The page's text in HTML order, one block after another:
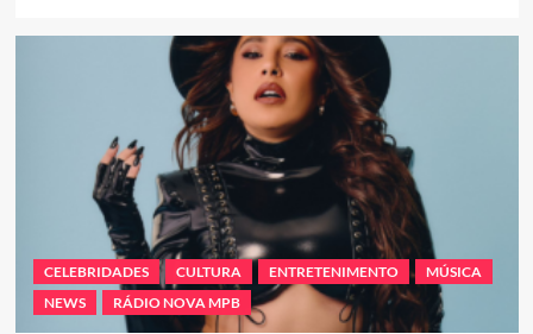
CELEBRIDADES CULTURA ENTRETENIMENTO
MÚSICA
NEWS
RÁDIO NOVA MPB